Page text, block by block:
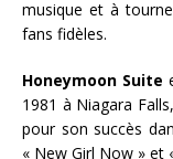
musique et à
fans fidèles.
Honeymoon Suite
1981 à Niagara
pour son succès
« New Girl Now » et